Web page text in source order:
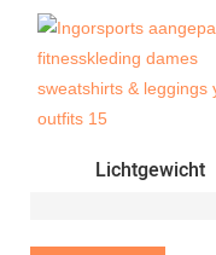
Lichtgewicht